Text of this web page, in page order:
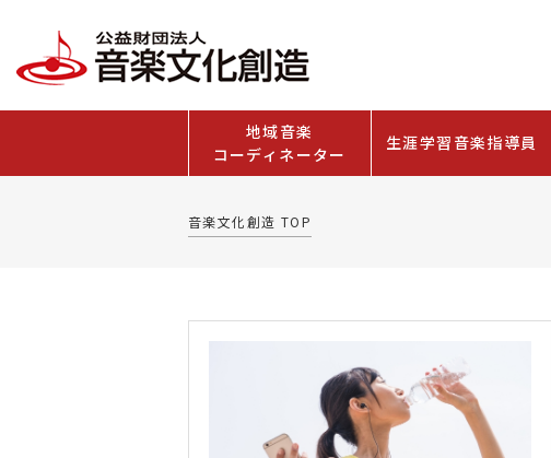
地域音楽
コーディネーター
生涯学習音楽指導員
音楽文化創造 TOP